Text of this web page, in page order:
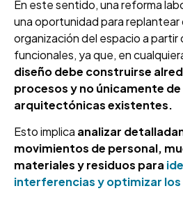
En este sentido, una reforma
una oportunidad para
organización del espacio a partir
funcionales, ya que, en
diseño debe construirse
procesos y no únicamente
arquitectónicas existentes.
Esto implica analizar
movimientos de personal,
materiales y residuos para
interferencias y optimizar